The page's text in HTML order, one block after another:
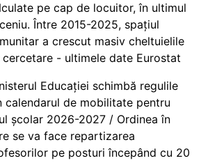
pe cap de locuitor, în ultimul
Între 2015-2025, spațiul
a crescut masiv cheltuielile
cercetare - ultimele date Eurostat
Educației schimbă regulile
calendarul de mobilitate pentru
școlar 2026-2027 / Ordinea în
se va face repartizarea
pe posturi începând cu 20